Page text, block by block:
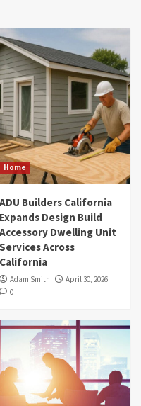
Home
ADU Builders California
Expands Design Build
Accessory Dwelling Unit
Services Across
California
Adam Smith
April 30, 2026
0